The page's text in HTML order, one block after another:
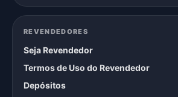
REVENDEDORES
Seja Revendedor
Termos de Uso do Revendedor
Depósitos